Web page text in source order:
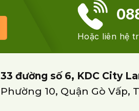
Hoặc liên hệ
33 đường số 6, KDC City
Phường 10, Quận Gò Vấp,